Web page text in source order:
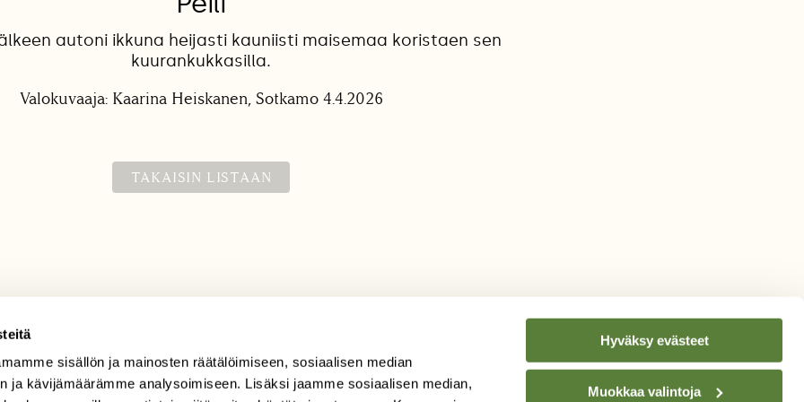
sisällön ja mainosten räätälöimiseen, sosiaalisen median
ja kävijämäärämme analysoimiseen. Lisäksi jaamme sosiaalisen median,
Hyväksy evästeet
Muokkaa valintoja
autoni ikkuna heijasti kauniisti maisemaa koristaen sen
kuurankukkasilla.
Valokuvaaja: Kaarina Heiskanen, Sotkamo 4.4.2026
TAKAISIN LISTAAN
TILAAJAPALVELU